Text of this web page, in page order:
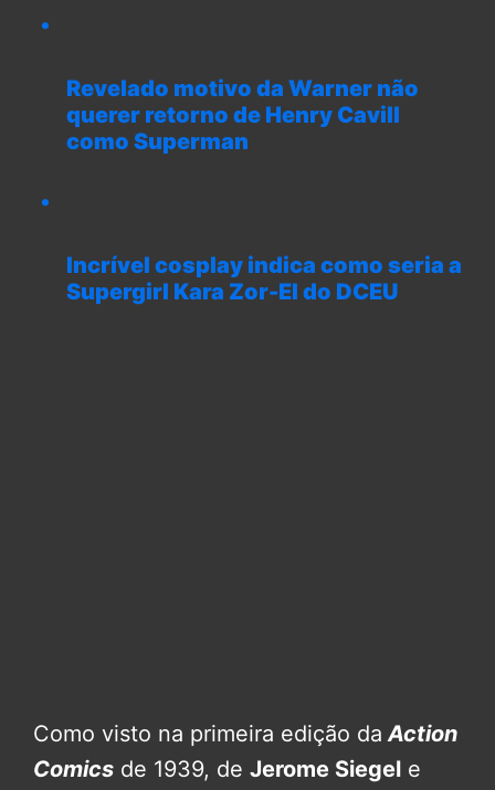
Revelado motivo da Warner não
querer retorno de Henry Cavill
como Superman
Incrível cosplay indica como seria a
Supergirl Kara Zor-El do DCEU
Como visto na primeira edição da Action
Comics de 1939, de Jerome Siegel e